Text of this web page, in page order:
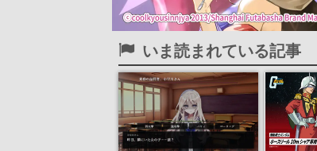
いま読まれている記事